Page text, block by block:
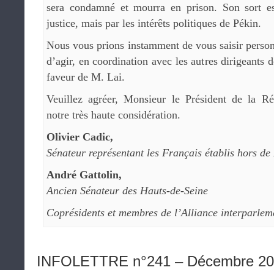
sera condamné et mourra en prison. Son sort
justice, mais par les intérêts politiques de Pékin.
Nous vous prions instamment de vous saisir
d’agir, en coordination avec les autres dirigeants
faveur de M. Lai.
Veuillez agréer, Monsieur le Président de la
notre très haute considération.
Olivier Cadic,
Sénateur représentant les Français établis hors de
André Gattolin,
Ancien Sénateur des Hauts-de-Seine
Coprésidents et membres de l’Alliance
INFOLETTRE n°241 – Décembre